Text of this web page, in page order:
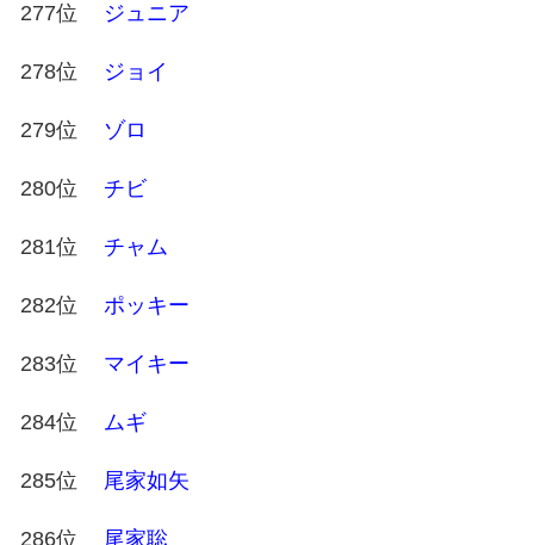
277位 ジュニア
278位 ジョイ
279位 ゾロ
280位 チビ
281位 チャム
282位 ポッキー
283位 マイキー
284位 ムギ
285位 尾家如矢
286位 尾家聡